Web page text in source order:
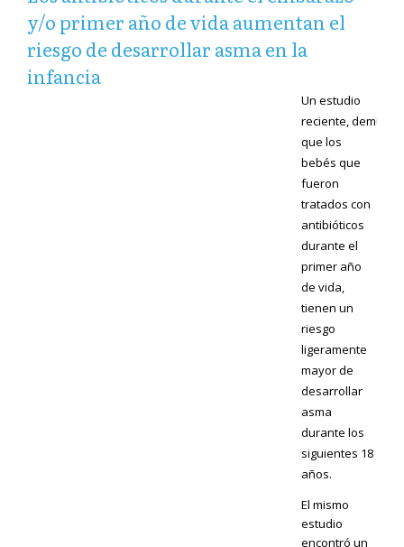
y/o primer año de vida aumentan el
riesgo de desarrollar asma en la
infancia
Un estudio
reciente,
que los
bebés que
fueron
tratados con
antibióticos
durante el
primer año
de vida,
tienen un
riesgo
ligeramente
mayor de
desarrollar
asma
durante los
siguientes 18
años.
El mismo
estudio
encontró un